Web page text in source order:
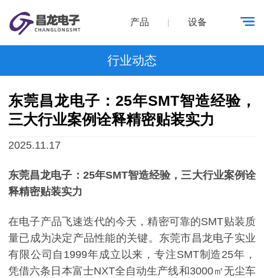
产品 设备
行业动态
东莞昌龙电子：25年SMT智造经验，
三大行业案例诠释精密贴装实力
2025.11.17
东莞昌龙电子：25年SMT智造经验，三大行业案例诠
释精密贴装实力
在电子产品飞速迭代的今天，精密可靠的SMT贴装质
量已成为决定产品性能的关键。东莞市昌龙电子实业
有限公司自1999年成立以来，专注SMT制造25年，
凭借六条日本富士NXT全自动生产线和3000㎡无尘车